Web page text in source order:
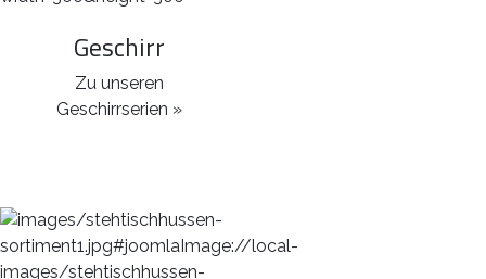
Geschirr
Zu unseren
Geschirrserien »